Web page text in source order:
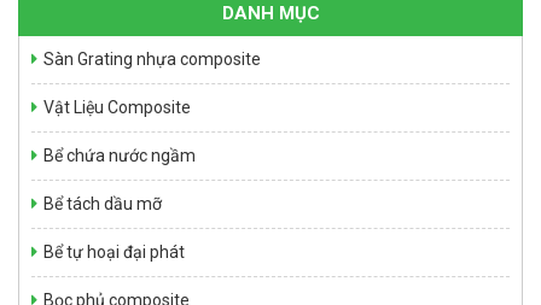
DANH MỤC
Sàn Grating nhựa composite
Vật Liệu Composite
Bể chứa nước ngầm
Bể tách dầu mỡ
Bể tự hoại đại phát
Bọc phủ composite
Bể tự hoại Septic tank 6m3